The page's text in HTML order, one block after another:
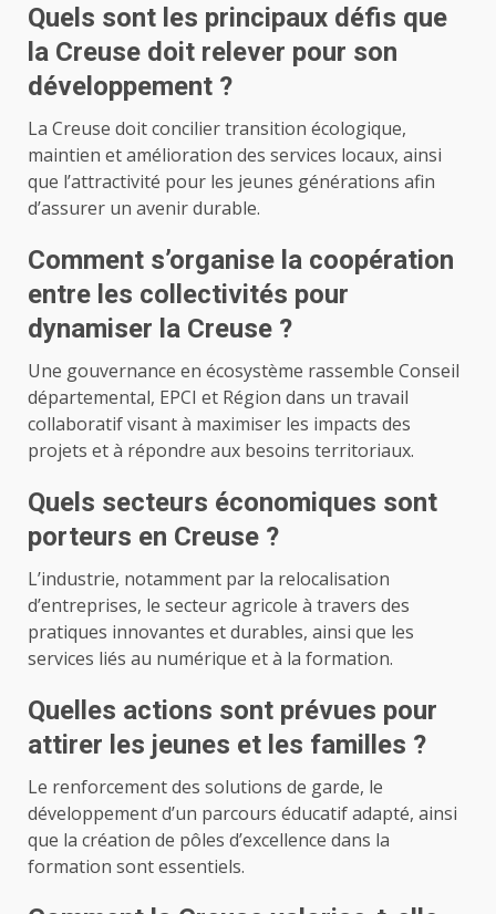
Quels sont les principaux défis que
la Creuse doit relever pour son
développement ?
La Creuse doit concilier transition écologique,
maintien et amélioration des services locaux, ainsi
que l’attractivité pour les jeunes générations afin
d’assurer un avenir durable.
Comment s’organise la coopération
entre les collectivités pour
dynamiser la Creuse ?
Une gouvernance en écosystème rassemble Conseil
départemental, EPCI et Région dans un travail
collaboratif visant à maximiser les impacts des
projets et à répondre aux besoins territoriaux.
Quels secteurs économiques sont
porteurs en Creuse ?
L’industrie, notamment par la relocalisation
d’entreprises, le secteur agricole à travers des
pratiques innovantes et durables, ainsi que les
services liés au numérique et à la formation.
Quelles actions sont prévues pour
attirer les jeunes et les familles ?
Le renforcement des solutions de garde, le
développement d’un parcours éducatif adapté, ainsi
que la création de pôles d’excellence dans la
formation sont essentiels.